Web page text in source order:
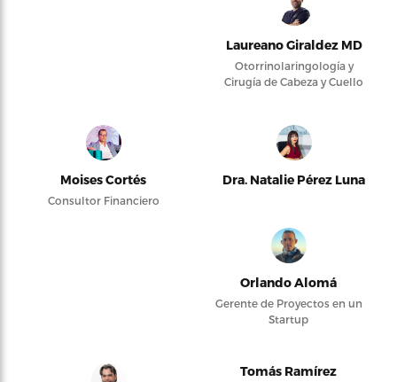
Laureano Giraldez MD
Otorrinolaringología y
Cirugía de Cabeza y Cuello
Moises Cortés
Consultor Financiero
Dra. Natalie Pérez Luna
Orlando Alomá
Gerente de Proyectos en un
Startup
Tomás Ramírez